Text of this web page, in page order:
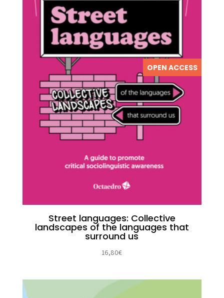
OPEN ACCESS
Street languages: Collective
landscapes of the languages that
surround us
16,80€